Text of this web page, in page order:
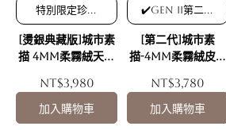
特別限定珍藏
版/Gen II第二
代可降解柔霧絨
素皮革
[燙銀典藏版]城市素
描 4mm柔霧絨天然
北 我想說的是...銀紋
特別版(Gen II第二
代)
NT$3,980
加入購物車
✔️Gen II第二代
柔霧絨皮革表層
✔️可降解柔霧絨
素皮革，特殊耐
濕超止滑
[第二代]城市素
描-4mm柔霧絨皮革
夜紐約
NT$3,780
加入購物車